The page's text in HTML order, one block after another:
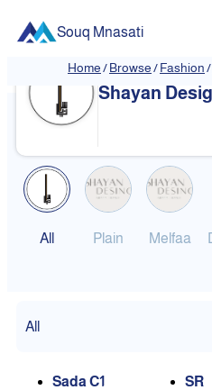
Souq Mnasati
Home/Browse/Fashion/
❮ Shayan
All Plain Melfaa
All
Sada C1 SR